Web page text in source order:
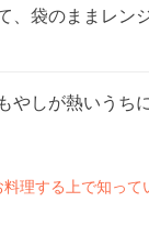
、袋のままレン
やしが熱いうち
料理する上で知って